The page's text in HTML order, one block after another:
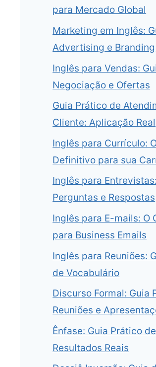
para Mercado Global
Marketing em Inglês:
Advertising e Branding
Inglês para Vendas:
Negociação e Ofertas
Guia Prático de
Cliente: Aplicação Real
Inglês para Currículo:
Definitivo para sua
Inglês para
Perguntas e Respostas
Inglês para E-mails: O
para Business Emails
Inglês para Reuniões:
de Vocabulário
Discurso Formal: Guia
Reuniões e
Ênfase: Guia Prático
Resultados Reais